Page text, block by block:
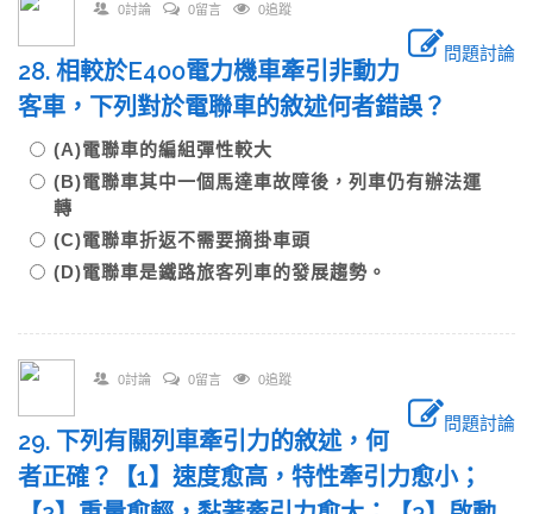
0討論 0留言 0追蹤
問題討論
28. 相較於E400電力機車牽引非動力
客車，下列對於電聯車的敘述何者錯誤？
(A)電聯車的編組彈性較大
(B)電聯車其中一個馬達車故障後，列車仍有辦法運
轉
(C)電聯車折返不需要摘掛車頭
(D)電聯車是鐵路旅客列車的發展趨勢。
0討論 0留言 0追蹤
問題討論
29. 下列有關列車牽引力的敘述，何
者正確？【1】速度愈高，特性牽引力愈小；